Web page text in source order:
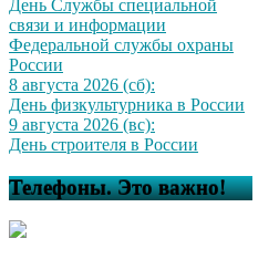
День Службы специальной
связи и информации
Федеральной службы охраны
России
8 августа 2026 (сб):
День физкультурника в России
9 августа 2026 (вс):
День строителя в России
Телефоны. Это важно!